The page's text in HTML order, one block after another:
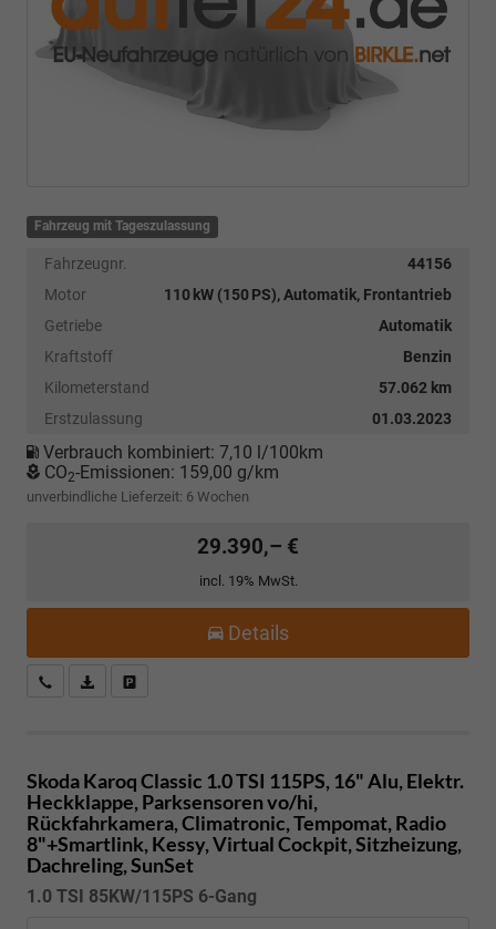
Fahrzeug mit Tageszulassung
Fahrzeugnr.
44156
Motor
110 kW (150 PS), Automatik, Frontantrieb
Getriebe
Automatik
Kraftstoff
Benzin
Kilometerstand
57.062 km
Erstzulassung
01.03.2023
Verbrauch kombiniert: 7,10 l/100km
CO2-Emissionen: 159,00 g/km
unverbindliche Lieferzeit: 6 Wochen
29.390,– €
incl. 19% MwSt.
Details
Kostenloser Rückruf-Service
PDF-Datei, Fahrzeugexposé drucken
Skoda KaroqClassic 1.0 TSI 115PS, 16" Alu, Elektr.
Heckklappe, Parksensoren vo/hi,
Rückfahrkamera, Climatronic, Tempomat, Radio
8"+Smartlink, Kessy, Virtual Cockpit, Sitzheizung,
Dachreling, SunSet
1.0 TSI 85KW/115PS 6-Gang